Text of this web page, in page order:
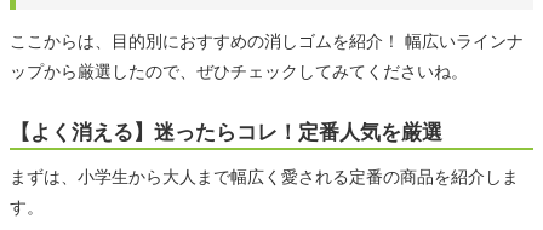
ここからは、目的別におすすめの消しゴムを紹介！ 幅広いラインナ
ップから厳選したので、ぜひチェックしてみてくださいね。
【よく消える】迷ったらコレ！定番人気を厳選
まずは、小学生から大人まで幅広く愛される定番の商品を紹介しま
す。